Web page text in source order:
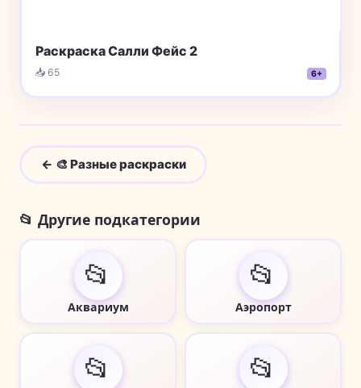
Раскраска Салли Фейс 2
📥 65 6+
← 🎨 Разные раскраски
📂 Другие подкатегории
📂
Аквариум
📂
Аэропорт
📂 📂